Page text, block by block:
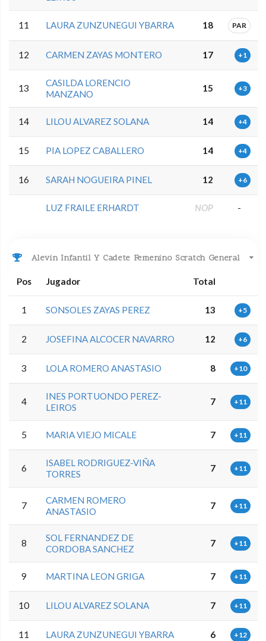
11 LAURA ZUNZUNEGUI YBARRA 18 PAR
12 CARMEN ZAYAS MONTERO 17 +1
13
CASILDA LORENCIO
MANZANO
15 +3
14 LILOU ALVAREZ SOLANA 14 +4
15 PIA LOPEZ CABALLERO 14 +4
16 SARAH NOGUEIRA PINEL 12 +6
LUZ FRAILE ERHARDT NOP -
Alevin Infantil Y Cadete Femenino Scratch General
Pos Jugador Total
1 SONSOLES ZAYAS PEREZ 13 +5
2 JOSEFINA ALCOCER NAVARRO 12 +6
3 LOLA ROMERO ANASTASIO 8 +10
4
INES PORTUONDO PEREZ-
LEIROS
7 +11
5 MARIA VIEJO MICALE 7 +11
6
ISABEL RODRIGUEZ-VIÑA
TORRES
7 +11
7
CARMEN ROMERO
ANASTASIO
7 +11
8
SOL FERNANDEZ DE
CORDOBA SANCHEZ
7 +11
9 MARTINA LEON GRIGA 7 +11
10 LILOU ALVAREZ SOLANA 7 +11
11 LAURA ZUNZUNEGUI YBARRA 6 +12